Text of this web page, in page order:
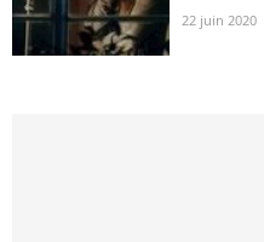
22 juin 2020